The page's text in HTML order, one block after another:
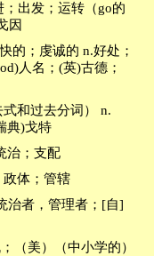
出发；运转（go的
因
的；虔诚的 n.好处；
人名；(英)古德；
和过去分词） n.
典)戈特
治；支配
政体；管辖
治者，管理者；[自]
（美）（中小学的）